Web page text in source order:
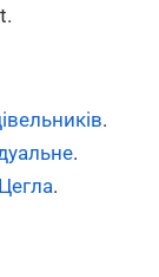
.
.
Цегла.